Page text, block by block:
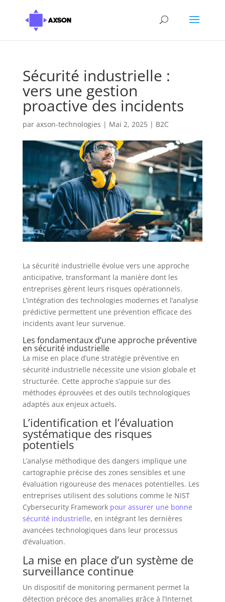
Sécurité industrielle :
vers une gestion
proactive des incidents
par axson-technologies | Mai 2, 2025| B2C
La sécurité industrielle évolue vers une approche
anticipative, transformant la manière dont les
entreprises gèrent leurs risques opérationnels.
L’intégration des technologies modernes et l’analyse
prédictive permettent une prévention efficace des
incidents avant leur survenue.
Les fondamentaux d’une approche préventive
en sécurité industrielle
La mise en place d’une stratégie préventive en
sécurité industrielle nécessite une vision globale et
structurée. Cette approche s’appuie sur des
méthodes éprouvées et des outils technologiques
adaptés aux enjeux actuels.
L’identification et l’évaluation
systématique des risques
potentiels
L’analyse méthodique des dangers implique une
cartographie précise des zones sensibles et une
évaluation rigoureuse des menaces potentielles. Les
entreprises utilisent des solutions comme le NIST
Cybersecurity Framework pour assurer une bonne
sécurité industrielle, en intégrant les dernières
avancées technologiques dans leur processus
d’évaluation.
La mise en place d’un système de
surveillance continue
Un dispositif de monitoring permanent permet la
détection précoce des anomalies grâce à l’Internet